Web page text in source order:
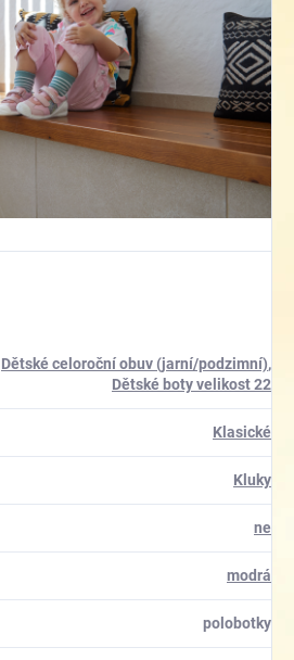
Dětské celoroční obuv (jarní/podzimní),
Dětské boty velikost 22
Klasické
Kluky
ne
modrá
polobotky